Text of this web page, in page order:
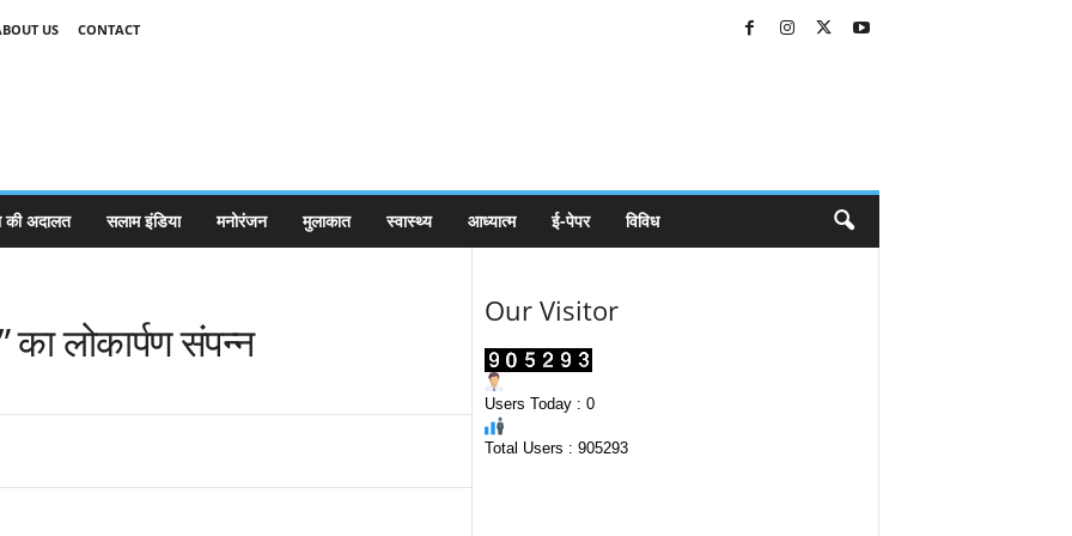
US CONTACT
की अदालत सलाम इंडिया मनोरंजन मुलाकात स्वास्थ्य आध्यात्म ई-पेपर विविध
का लोकार्पण संपन्न
Our Visitor
Users Today : 0
Total Users : 905293